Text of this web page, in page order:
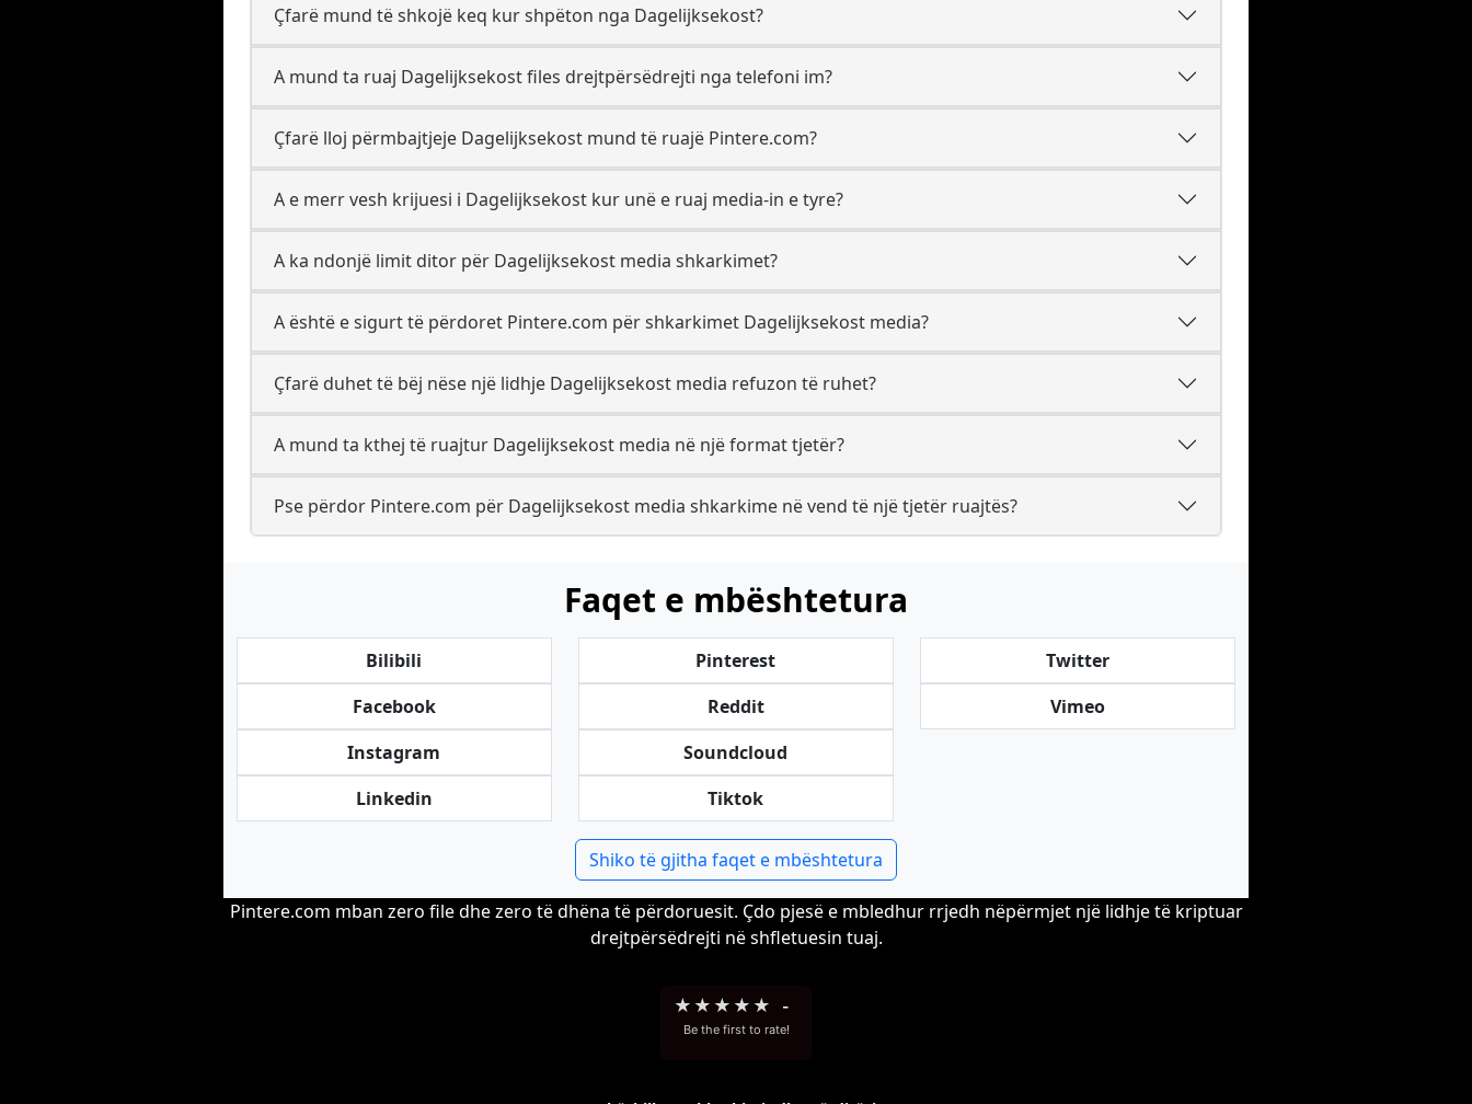
Çfarë mund të shkojë keq kur shpëton nga Dagelijksekost?
A mund ta ruaj Dagelijksekost files drejtpërsëdrejti nga telefoni im?
Çfarë lloj përmbajtjeje Dagelijksekost mund të ruajë Pintere.com?
A e merr vesh krijuesi i Dagelijksekost kur unë e ruaj media-in e tyre?
A ka ndonjë limit ditor për Dagelijksekost media shkarkimet?
A është e sigurt të përdoret Pintere.com për shkarkimet Dagelijksekost media?
Çfarë duhet të bëj nëse një lidhje Dagelijksekost media refuzon të ruhet?
A mund ta kthej të ruajtur Dagelijksekost media në një format tjetër?
Pse përdor Pintere.com për Dagelijksekost media shkarkime në vend të një tjetër ruajtës?
Faqet e mbështetura
Bilibili
Facebook
Instagram
Linkedin
Pinterest
Reddit
Soundcloud
Tiktok
Twitter
Vimeo
Shiko të gjitha faqet e mbështetura
Pintere.com mban zero file dhe zero të dhëna të përdoruesit. Çdo pjesë e mbledhur rrjedh nëpërmjet një lidhje të kriptuar
drejtpërsëdrejti në shfletuesin tuaj.
★ ★ ★ ★ ★ -
Be the first to rate!